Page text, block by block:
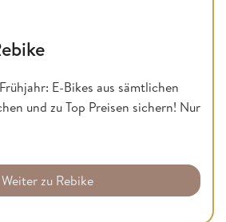
E-Bikes aus sämtlichen
und zu Top Preisen sichern! Nur
Weiter zu Rebike